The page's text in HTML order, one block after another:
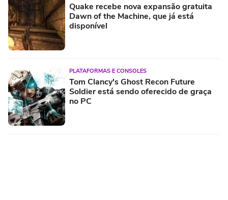
Quake recebe nova expansão gratuita
Dawn of the Machine, que já está
disponível
PLATAFORMAS E CONSOLES
Tom Clancy's Ghost Recon Future
Soldier está sendo oferecido de graça
no PC